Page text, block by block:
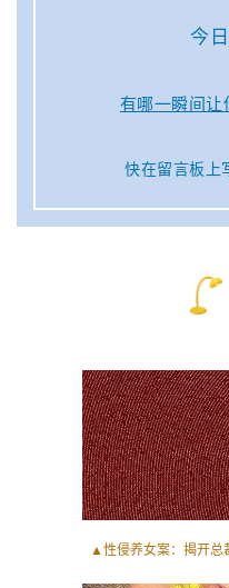
今
有哪一瞬间让
快在留言板上
▲性侵养女案：揭开总